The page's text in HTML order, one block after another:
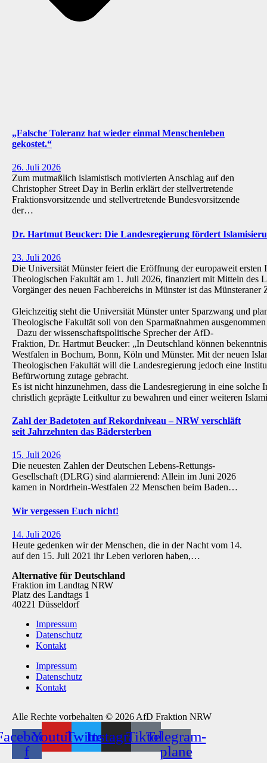
„Falsche Toleranz hat wieder einmal Menschenleben
gekostet.“
26. Juli 2026
Zum mutmaßlich islamistisch motivierten Anschlag auf den
Christopher Street Day in Berlin erklärt der stellvertretende
Fraktionsvorsitzende und stellvertretende Bundesvorsitzende
der…
Dr. Hartmut Beucker: Die Landesregierung fördert
23. Juli 2026
Die Universität Münster feiert die Eröffnung der europaweit ersten
Theologischen Fakultät am 1. Juli 2026, finanziert mit Mitteln des
Vorgänger des neuen Fachbereichs in Münster ist das
Gleichzeitig steht die Universität Münster unter Sparzwang und
Theologische Fakultät soll von den Sparmaßnahmen
Dazu der wissenschaftspolitische Sprecher der AfD-
Fraktion, Dr. Hartmut Beucker: „In Deutschland können
Westfalen in Bochum, Bonn, Köln und Münster. Mit der neuen
Theologischen Fakultät will die Landesregierung jedoch eine
Befürwortung zutage gebracht.
Es ist nicht hinzunehmen, dass die Landesregierung in eine
christlich geprägte Leitkultur zu bewahren und einer weiteren
Zahl der Badetoten auf Rekordniveau – NRW verschläft
seit Jahrzehnten das Bädersterben
15. Juli 2026
Die neuesten Zahlen der Deutschen Lebens-Rettungs-
Gesellschaft (DLRG) sind alarmierend: Allein im Juni 2026
kamen in Nordrhein-Westfalen 22 Menschen beim Baden…
Wir vergessen Euch nicht!
14. Juli 2026
Heute gedenken wir der Menschen, die in der Nacht vom 14.
auf den 15. Juli 2021 ihr Leben verloren haben,…
Alternative für Deutschland
Fraktion im Landtag NRW
Platz des Landtags 1
40221 Düsseldorf
Impressum
Datenschutz
Kontakt
Impressum
Datenschutz
Kontakt
Alle Rechte vorbehalten © 2026 AfD Fraktion NRW
f
YoutubeTwitterInstagramTiktokTelegram-
plane